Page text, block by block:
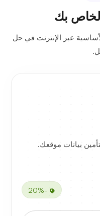
بك
عبر الإنترنت في حل
-20%